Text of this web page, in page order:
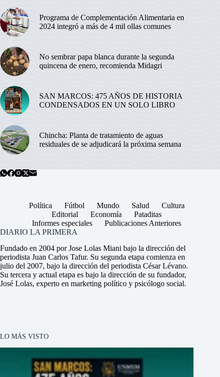
Programa de Complementación Alimentaria en
2024 integró a más de 4 mil ollas comunes
No sembrar papa blanca durante la segunda
quincena de enero, recomienda Midagri
SAN MARCOS: 475 AÑOS DE HISTORIA
CONDENSADOS EN UN SOLO LIBRO
Chincha: Planta de tratamiento de aguas
residuales de se adjudicará la próxima semana
Política Fútbol Mundo Salud
Cultura
Editorial
Economía
Pataditas
Informes especiales
Publicaciones Anteriores
DIARIO LA PRIMERA
Fundado en 2004 por Jose Lolas Miani bajo la dirección del
periodista Juan Carlos Tafur. Su segunda etapa comienza en
julio del 2007, bajo la dirección del periodista César Lévano.
Su tercera y actual etapa es bajo la dirección de su fundador,
José Lolas, experto en marketing político y psicólogo social.
LO MÁS VISTO